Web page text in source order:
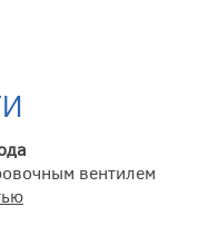
вентилем